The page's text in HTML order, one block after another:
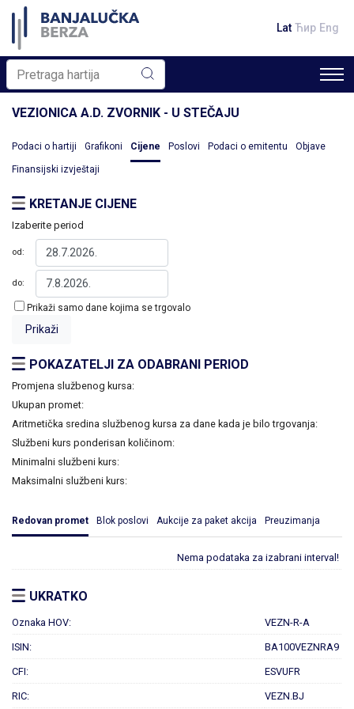
Lat Ћир Eng
VEZIONICA A.D. ZVORNIK - U STEČAJU
Podaci o hartiji Grafikoni Cijene Poslovi Podaci o emitentu Objave
Finansijski izvještaji
KRETANJE CIJENE
Izaberite period
od:
do:
Prikaži samo dane kojima se trgovalo
POKAZATELJI ZA ODABRANI PERIOD
Promjena službenog kursa:
Ukupan promet:
Aritmetička sredina službenog kursa za dane kada je bilo trgovanja:
Službeni kurs ponderisan količinom:
Minimalni službeni kurs:
Maksimalni službeni kurs:
Redovan promet Blok poslovi Aukcije za paket akcija Preuzimanja
Nema podataka za izabrani interval!
UKRATKO
Oznaka HOV: VEZN-R-A
ISIN: BA100VEZNRA9
CFI: ESVUFR
RIC: VEZN.BJ